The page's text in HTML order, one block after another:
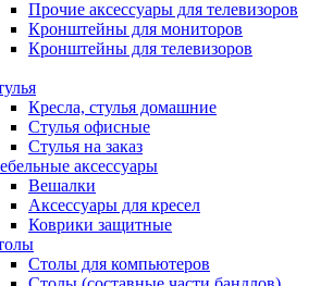
Прочие аксессуары для телевизоров
Кронштейны для мониторов
Кронштейны для телевизоров
Кресла, стулья домашние
Стулья офисные
Стулья на заказ
аксессуары
Вешалки
Аксессуары для кресел
Коврики защитные
Столы для компьютеров